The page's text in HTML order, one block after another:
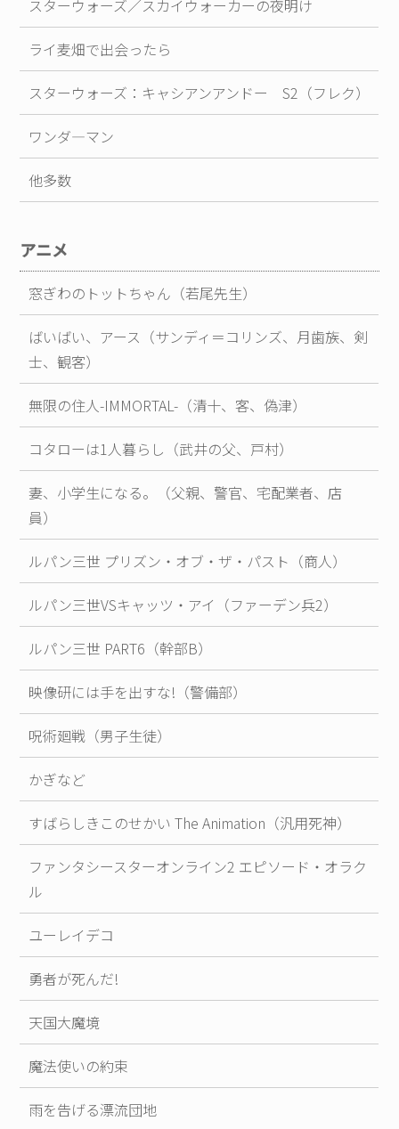
スターウォーズ／スカイウォーカーの夜明け
ライ麦畑で出会ったら
スターウォーズ：キャシアンアンドー S2（フレク）
ワンダ―マン
他多数
アニメ
窓ぎわのトットちゃん（若尾先生）
ばいばい、アース（サンディ＝コリンズ、月歯族、剣
士、観客）
無限の住人-IMMORTAL-（清十、客、偽津）
コタローは1人暮らし（武井の父、戸村）
妻、小学生になる。（父親、警官、宅配業者、店
員）
ルパン三世 プリズン・オブ・ザ・パスト（商人）
ルパン三世VSキャッツ・アイ（ファーデン兵2）
ルパン三世 PART6（幹部B）
映像研には手を出すな!（警備部）
呪術廻戦（男子生徒）
かぎなど
すばらしきこのせかい The Animation（汎用死神）
ファンタシースターオンライン2 エピソード・オラク
ル
ユーレイデコ
勇者が死んだ!
天国大魔境
魔法使いの約束
雨を告げる漂流団地